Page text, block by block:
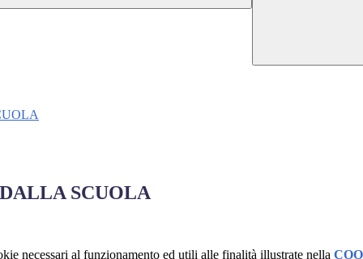
SCUOLA
necessari al funzionamento ed utili alle finalità illustrate nella